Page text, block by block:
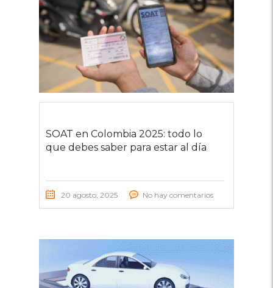
SOAT en Colombia 2025: todo lo
que debes saber para estar al día
20 agosto, 2025 No hay comentarios